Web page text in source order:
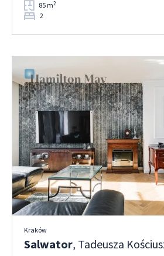
85 m2
2
Kraków
Salwator, Tadeusza